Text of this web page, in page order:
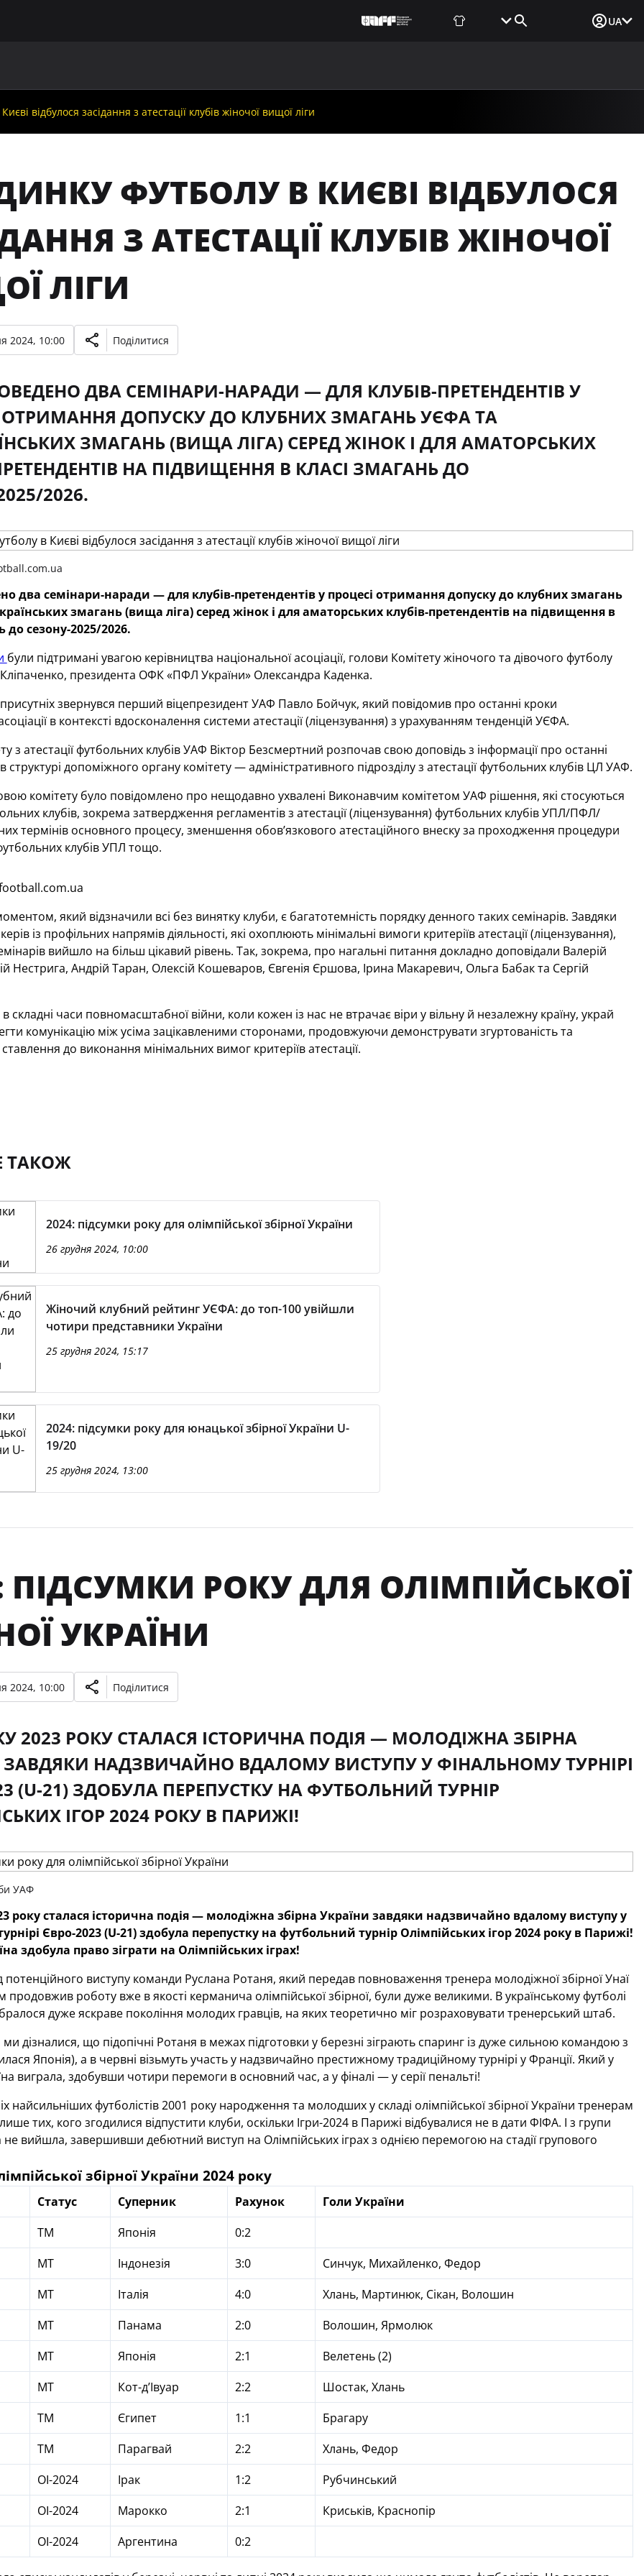
UA
відбулося засідання з атестації клубів жіночої вищої ліги
ФУТБОЛУ В КИЄВІ ВІДБУЛОСЯ
З АТЕСТАЦІЇ КЛУБІВ ЖІНОЧОЇ
ЛІГИ
2024, 10:00 Поділитися
ДВА СЕМІНАРИ-НАРАДИ — ДЛЯ КЛУБІВ-ПРЕТЕНДЕНТІВ У
ОТРИМАННЯ ДОПУСКУ ДО КЛУБНИХ ЗМАГАНЬ УЄФА ТА
ЗМАГАНЬ (ВИЩА ЛІГА) СЕРЕД ЖІНОК І ДЛЯ АМАТОРСЬКИХ
НА ПІДВИЩЕННЯ В КЛАСІ ЗМАГАНЬ ДО
2026.
два семінари-наради — для клубів-претендентів у процесі отримання допуску до клубних змагань
змагань (вища ліга) серед жінок і для аматорських клубів-претендентів на підвищення в
до сезону-2025/2026.
були підтримані увагою керівництва національної асоціації, голови Комітету жіночого та дівочого футболу
Кліпаченко, президента ОФК «ПФЛ України» Олександра Каденка.
звернувся перший віцепрезидент УАФ Павло Бойчук, який повідомив про останні кроки
в контексті вдосконалення системи атестації (ліцензування) з урахуванням тенденцій УЄФА.
з атестації футбольних клубів УАФ Віктор Безсмертний розпочав свою доповідь з інформації про останні
структурі допоміжного органу комітету — адміністративного підрозділу з атестації футбольних клубів ЦЛ УАФ.
комітету було повідомлено про нещодавно ухвалені Виконавчим комітетом УАФ рішення, які стосуються
клубів, зокрема затвердження регламентів з атестації (ліцензування) футбольних клубів УПЛ/ПФЛ/
термінів основного процесу, зменшення обов’язкового атестаційного внеску за проходження процедури
клубів УПЛ тощо.
який відзначили всі без винятку клуби, є багатотемність порядку денного таких семінарів. Завдяки
із профільних напрямів діяльності, які охоплюють мінімальні вимоги критеріїв атестації (ліцензування),
вийшло на більш цікавий рівень. Так, зокрема, про нагальні питання докладно доповідали Валерій
Нестрига, Андрій Таран, Олексій Кошеваров, Євгенія Єршова, Ірина Макаревич, Ольга Бабак та Сергій
часи повномасштабної війни, коли кожен із нас не втрачає віри у вільну й незалежну країну, украй
комунікацію між усіма зацікавленими сторонами, продовжуючи демонструвати згуртованість та
до виконання мінімальних вимог критеріїв атестації.
ТАКОЖ
2024: підсумки року для олімпійської збірної України
26 грудня 2024, 10:00
Жіночий клубний рейтинг УЄФА: до топ-100 увійшли
чотири представники України
25 грудня 2024, 15:17
2024: підсумки року для юнацької збірної України U-
19/20
25 грудня 2024, 13:00
ПІДСУМКИ РОКУ ДЛЯ ОЛІМПІЙСЬКОЇ
УКРАЇНИ
2024, 10:00 Поділитися
2023 РОКУ СТАЛАСЯ ІСТОРИЧНА ПОДІЯ — МОЛОДІЖНА ЗБІРНА
ЗАВДЯКИ НАДЗВИЧАЙНО ВДАЛОМУ ВИСТУПУ У ФІНАЛЬНОМУ ТУРНІРІ
(U-21) ЗДОБУЛА ПЕРЕПУСТКУ НА ФУТБОЛЬНИЙ ТУРНІР
ІГОР 2024 РОКУ В ПАРИЖІ!
УАФ
року сталася історична подія — молодіжна збірна України завдяки надзвичайно вдалому виступу у
Євро-2023 (U-21) здобула перепустку на футбольний турнір Олімпійських ігор 2024 року в Парижі!
здобула право зіграти на Олімпійських іграх!
потенційного виступу команди Руслана Ротаня, який передав повноваження тренера молодіжної збірної Унаї
продовжив роботу вже в якості керманича олімпійської збірної, були дуже великими. В українському футболі
дуже яскраве покоління молодих гравців, на яких теоретично міг розраховувати тренерський штаб.
ми дізналися, що підопічні Ротаня в межах підготовки у березні зіграють спаринг із дуже сильною командою з
Японія), а в червні візьмуть участь у надзвичайно престижному традиційному турнірі у Франції. Який у
виграла, здобувши чотири перемоги в основний час, а у фіналі — у серії пенальті!
найсильніших футболістів 2001 року народження та молодших у складі олімпійської збірної України тренерам
тих, кого згодилися відпустити клуби, оскільки Ігри-2024 в Парижі відбувалися не в дати ФІФА. І з групи
вийшла, завершивши дебютний виступ на Олімпійських іграх з однією перемогою на стадії групового
збірної України 2024 року
Статус Суперник Рахунок
Голи України
ТМ
Японія
0:2
МТ
Індонезія 3:0
Синчук, Михайленко, Федор
МТ
Італія 4:0
Хлань, Мартинюк, Сікан, Волошин
МТ
Панама 2:0
Волошин, Ярмолюк
МТ
Японія 2:1
Велетень (2)
МТ
Кот-д’Івуар 2:2
Шостак, Хлань
ТМ
Єгипет 1:1
Брагару
ТМ
Парагвай 2:2
Хлань, Федор
ОІ-2024
Ірак 1:2
Рубчинський
ОІ-2024
Марокко 2:1
Криськів, Краснопір
ОІ-2024
Аргентина 0:2